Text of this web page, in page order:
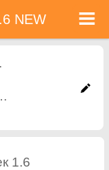
седалки, безплатни допълнителни
NEW
1.6